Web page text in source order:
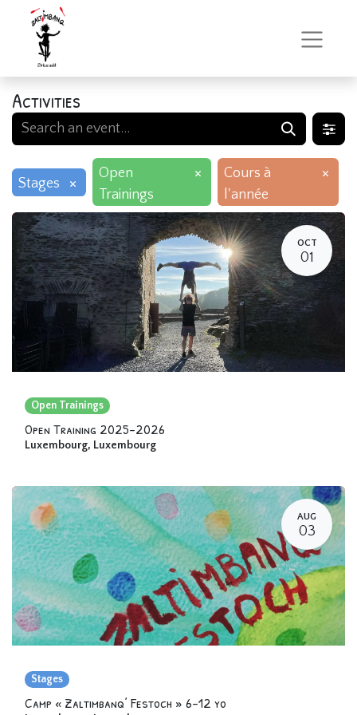
Activities
Stages ×
Open
Trainings
×
Cours à
l'année
×
OCT
01
Open Trainings
Open Training 2025-2026
Luxembourg, Luxembourg
AUG
03
Stages
Camp « Zaltimbanq’ Festoch » 6-12 yo